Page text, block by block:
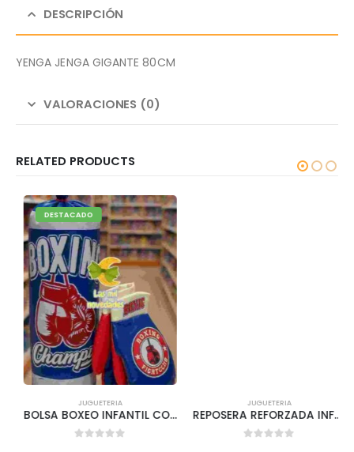
DESCRIPCIÓN
YENGA JENGA GIGANTE 80CM
VALORACIONES (0)
RELATED PRODUCTS
DESTACADO
JUGUETERIA
BOLSA BOXEO INFANTIL CON GUANTES
JUGUETERIA
REPOSERA REFORZADA INFANTIL